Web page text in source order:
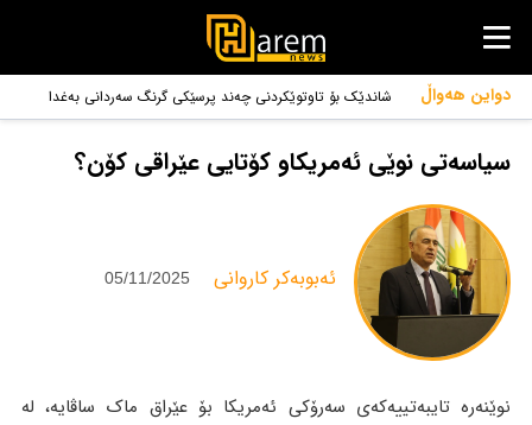
دواین هەواڵ
شاندێک بۆ تاوتوێکردنی چەند پرسێکی گرنگ سەردانی بەغدا
دەکات
سیاسەتی نوێی ئەمریکاو کۆتایی عێراقی کۆن؟
‌ئەبوبەكر كاروانی 05/11/2025
نوێنەرە تایبەتییەکەی سەرۆکی ئەمریکا بۆ عێراق ماک ساڤایە، لە